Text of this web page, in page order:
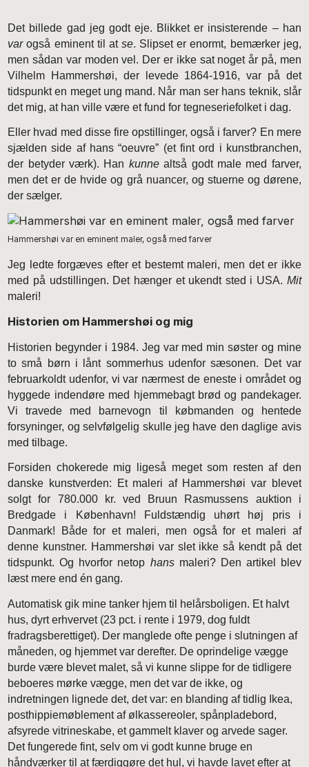
Det billede gad jeg godt eje. Blikket er insisterende – han
varogså eminent til at se. Slipset er enormt, bemærker jeg,
men sådan var moden vel. Der er ikke sat noget år på, men
Vilhelm Hammershøi, der levede 1864-1916, var på det
tidspunkt en meget ung mand. Når man ser hans teknik, slår
det mig, at han ville være et fund for tegneseriefolket i dag.
Eller hvad med disse fire opstillinger, også i farver? En mere
sjælden side af hans “oeuvre” (et fint ord i kunstbranchen,
der betyder værk). Han kunnealtså godt male med farver,
men det er de hvide og grå nuancer, og stuerne og dørene,
der sælger.
Hammershøi var en eminent maler, også med farver
Jeg ledte forgæves efter et bestemt maleri, men det er ikke
med på udstillingen. Det hænger et ukendt sted i USA. Mit
maleri!
Historien om Hammershøi og mig
Historien begynder i 1984. Jeg var med min søster og mine
to små børn i lånt sommerhus udenfor sæsonen. Det var
februarkoldt udenfor, vi var nærmest de eneste i området og
hyggede indendøre med hjemmebagt brød og pandekager.
Vi travede med barnevogn til købmanden og hentede
forsyninger, og selvfølgelig skulle jeg have den daglige avis
med tilbage.
Forsiden chokerede mig ligeså meget som resten af den
danske kunstverden: Et maleri af Hammershøi var blevet
solgt for 780.000 kr. ved Bruun Rasmussens auktion i
Bredgade i København! Fuldstændig uhørt høj pris i
Danmark! Både for et maleri, men også for et maleri af
denne kunstner. Hammershøi var slet ikke så kendt på det
tidspunkt. Og hvorfor netop hansmaleri? Den artikel blev
læst mere end én gang.
Automatisk gik mine tanker hjem til helårsboligen. Et halvt
hus, dyrt erhvervet (23 pct. i rente i 1979, dog fuldt
fradragsberettiget). Der manglede ofte penge i slutningen af
måneden, og hjemmet var derefter. De oprindelige vægge
burde være blevet malet, så vi kunne slippe for de tidligere
beboeres mørke vægge, men det var de ikke, og
indretningen lignede det, det var: en blanding af tidlig Ikea,
posthippiemøblement af ølkassereoler, spånpladebord,
afsyrede vitrineskabe, et gammelt klaver og arvede sager.
Det fungerede fint, selv om vi godt kunne bruge en
håndværker til at færdiggøre det hul, vi havde lavet efter at